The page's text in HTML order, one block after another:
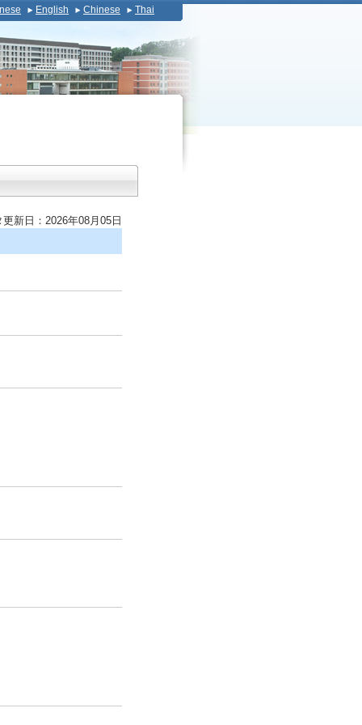
English Chinese Thai
更新日：2026年08月05日